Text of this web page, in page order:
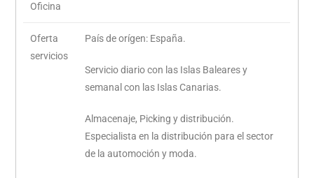
Oficina
Oferta
servicios
País de orígen: España.
Servicio diario con las Islas Baleares y
semanal con las Islas Canarias.
Almacenaje, Picking y distribución.
Especialista en la distribución para el sector
de la automoción y moda.